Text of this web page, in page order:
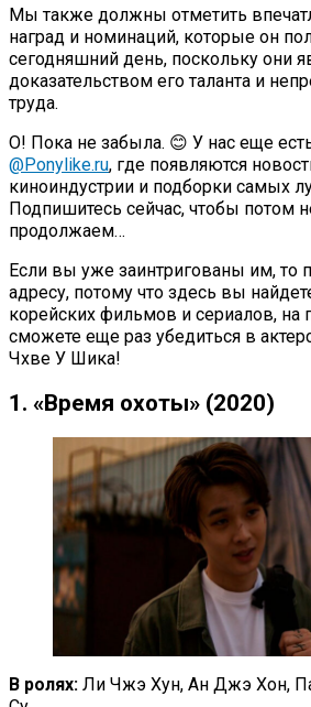
Мы также должны отметить
наград и номинаций, которые он
сегодняшний день, поскольку они
доказательством его таланта и
труда.
О! Пока не забыла. 😊 У нас еще
@Ponylike.ru, где появляются
киноиндустрии и подборки самых
Подпишитесь сейчас, чтобы потом
продолжаем…
Если вы уже заинтригованы им, то
адресу, потому что здесь вы
корейских фильмов и сериалов,
сможете еще раз убедиться в
Чхве У Шика!
1. «Время охоты» (2020)
В ролях: Ли Чжэ Хун, Ан Джэ Хон,